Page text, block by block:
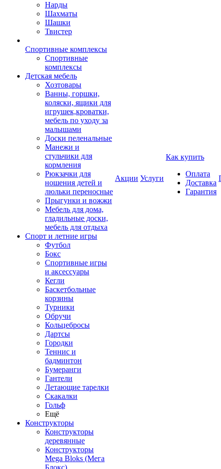
Нарды
Шахматы
Шашки
Твистер
Спортивные комплексы
Спортивные
комплексы
Детская мебель
Хозтовары
Ванны, горшки,
коляски, ящики для
игрушек,кроватки,
мебель по уходу за
малышами
Доски пеленальные
Манежи и
стульчики для
кормления
Рюкзачки для
ношения детей и
люльки переносные
Прыгунки и вожжи
Мебель для дома,
гладильные доски,
мебель для отдыха
Спорт и летние игры
Футбол
Бокс
Спортивные игры
и аксессуары
Кегли
Баскетбольные
корзины
Турники
Обручи
Кольцебросы
Дартсы
Городки
Теннис и
бадминтон
Бумеранги
Гантели
Летающие тарелки
Скакалки
Гольф
Ещё
Конструкторы
Конструкторы
деревянные
Конструкторы
Mega Bloks (Мега
Блокс)
Акции Услуги
Как купить
Оплата
Доставка
Гарантия